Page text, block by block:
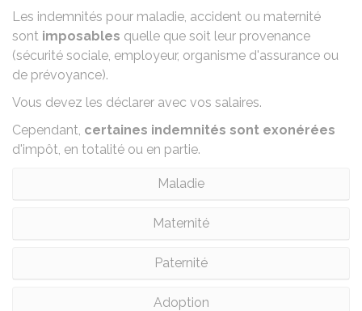
Les indemnités pour maladie, accident ou maternité
sont imposables quelle que soit leur provenance
(sécurité sociale, employeur, organisme d'assurance ou
de prévoyance).
Vous devez les déclarer avec vos salaires.
Cependant, certaines indemnités sont exonérées
d'impôt, en totalité ou en partie.
Maladie
Maternité
Paternité
Adoption